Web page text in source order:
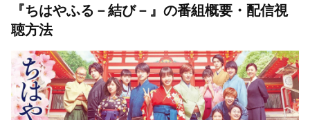
『ちはやふる－結び－』の番組概要・配信視
聴方法